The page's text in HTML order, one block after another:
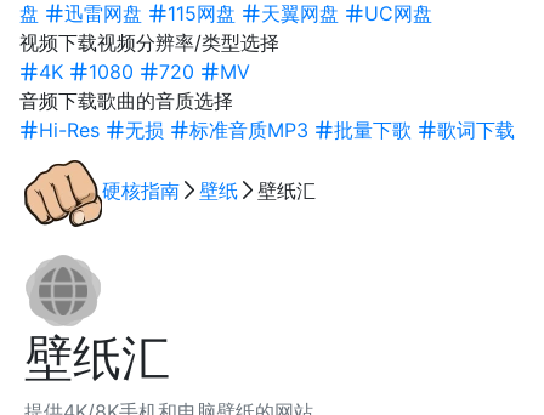
盘
迅雷网盘 115网盘 天翼网盘
UC网盘
视频下载视频分辨率/类型选择
4K
1080 720
MV
音频下载歌曲的音质选择
Hi-Res
无损 标准音质MP3 批量下歌 歌词下载
硬核指南 壁纸 壁纸汇
壁纸汇